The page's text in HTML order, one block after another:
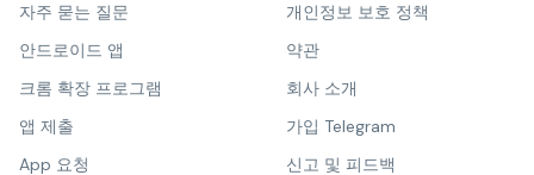
자주 묻는 질문
안드로이드 앱
크롬 확장 프로그램
앱 제출
App 요청
개인정보 보호 정책
약관
회사 소개
가입 Telegram
신고 및 피드백